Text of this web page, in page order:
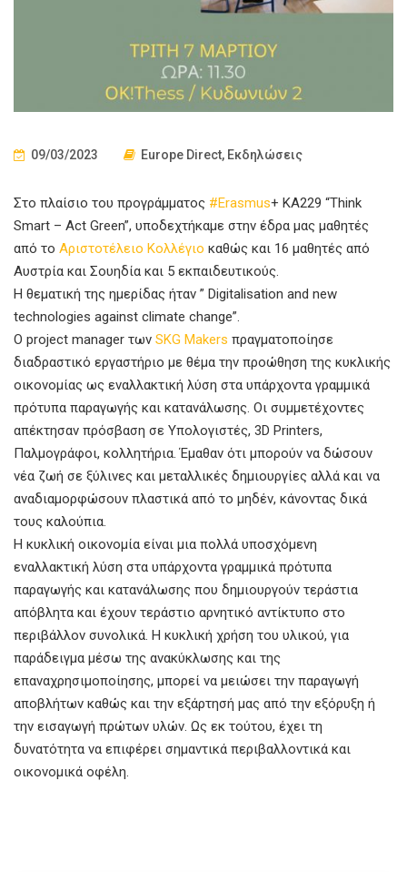
09/03/2023 Europe Direct, Εκδηλώσεις
Στο πλαίσιο του προγράμματος #Erasmus+ KA229 “Think
Smart – Act Green”, υποδεχτήκαμε στην έδρα μας μαθητές
από το Αριστοτέλειο Κολλέγιο καθώς και 16 μαθητές από
Αυστρία και Σουηδία και 5 εκπαιδευτικούς.
Η θεματική της ημερίδας ήταν ” Digitalisation and new
technologies against climate change”.
O project manager των SKG Makers πραγματοποίησε
διαδραστικό εργαστήριο με θέμα την προώθηση της κυκλικής
οικονομίας ως εναλλακτική λύση στα υπάρχοντα γραμμικά
πρότυπα παραγωγής και κατανάλωσης. Οι συμμετέχοντες
απέκτησαν πρόσβαση σε Υπολογιστές, 3D Printers,
Παλμογράφοι, κολλητήρια. Έμαθαν ότι μπορούν να δώσουν
νέα ζωή σε ξύλινες και μεταλλικές δημιουργίες αλλά και να
αναδιαμορφώσουν πλαστικά από το μηδέν, κάνοντας δικά
τους καλούπια.
Η κυκλική οικονομία είναι μια πολλά υποσχόμενη
εναλλακτική λύση στα υπάρχοντα γραμμικά πρότυπα
παραγωγής και κατανάλωσης που δημιουργούν τεράστια
απόβλητα και έχουν τεράστιο αρνητικό αντίκτυπο στο
περιβάλλον συνολικά. Η κυκλική χρήση του υλικού, για
παράδειγμα μέσω της ανακύκλωσης και της
επαναχρησιμοποίησης, μπορεί να μειώσει την παραγωγή
αποβλήτων καθώς και την εξάρτησή μας από την εξόρυξη ή
την εισαγωγή πρώτων υλών. Ως εκ τούτου, έχει τη
δυνατότητα να επιφέρει σημαντικά περιβαλλοντικά και
οικονομικά οφέλη.